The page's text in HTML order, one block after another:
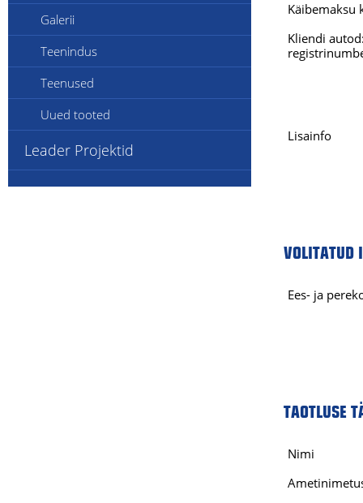
Galerii
Teenindus
Teenused
Uued tooted
Leader Projektid
Käibemaksu
Kliendi
Lisainfo
VOLITATUD
Ees- ja
TAOTLUSE
Nimi